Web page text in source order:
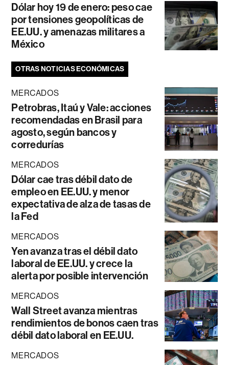
Dólar hoy 19 de enero: peso cae
por tensiones geopolíticas de
EE.UU. y amenazas militares a
México
OTRAS NOTICIAS ECONÓMICAS
MERCADOS
Petrobras, Itaú y Vale: acciones
recomendadas en Brasil para
agosto, según bancos y
corredurías
MERCADOS
Dólar cae tras débil dato de
empleo en EE.UU. y menor
expectativa de alza de tasas de
la Fed
MERCADOS
Yen avanza tras el débil dato
laboral de EE.UU. y crece la
alerta por posible intervención
MERCADOS
Wall Street avanza mientras
rendimientos de bonos caen tras
débil dato laboral en EE.UU.
MERCADOS